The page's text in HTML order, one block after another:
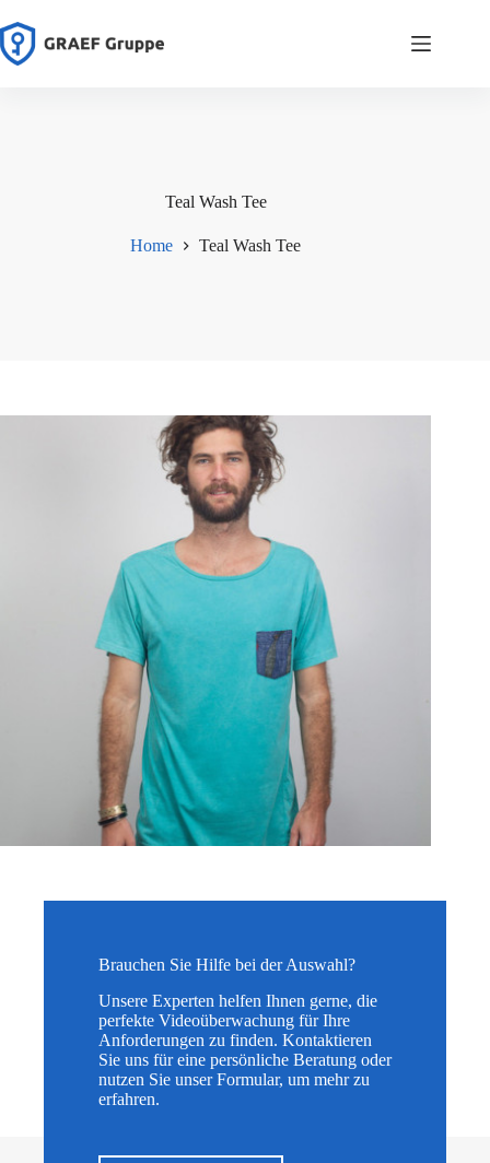
Inhalt
springen
Teal Wash Tee
Home Teal Wash Tee
Brauchen Sie Hilfe bei der Auswahl?
Unsere Experten helfen Ihnen gerne, die
perfekte Videoüberwachung für Ihre
Anforderungen zu finden. Kontaktieren
Sie uns für eine persönliche Beratung oder
nutzen Sie unser Formular, um mehr zu
erfahren.